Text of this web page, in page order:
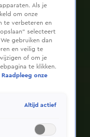
Als je
om onze
te verbeteren en
selecteert
gebruiken dan
en veilig te
of om je
te klikken.
Raadpleeg onze
Altijd actief